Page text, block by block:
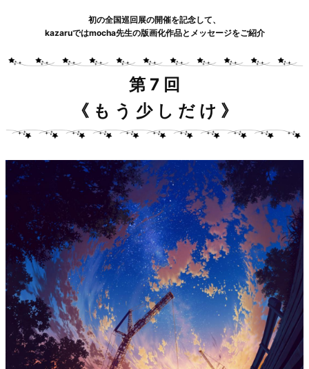
初の全国巡回展の開催を記念して、
kazaruではmocha先生の版画化作品とメッセージをご紹介
第 7 回
《 も う 少 し だ け 》